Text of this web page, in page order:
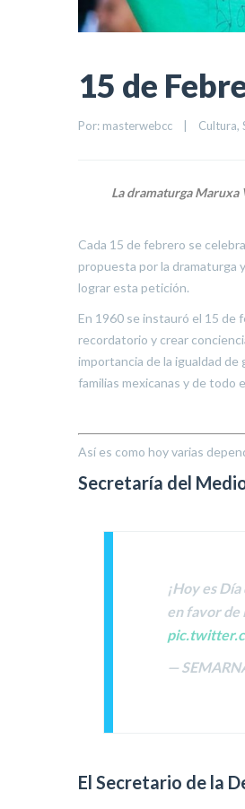
15 de
Por: masterwebcc Cultura,
La dramaturga Maruxa
Cada 15 de febrero se
propuesta por la dramaturga
lograr esta petición.
En 1960 se instauró el 15 de
recordatorio y crear
importancia de la igualdad de
familias mexicanas y de todo
Así es como hoy varias
Secretaría del
¡Hoy es Día
en favor de
—
El Secretario de la